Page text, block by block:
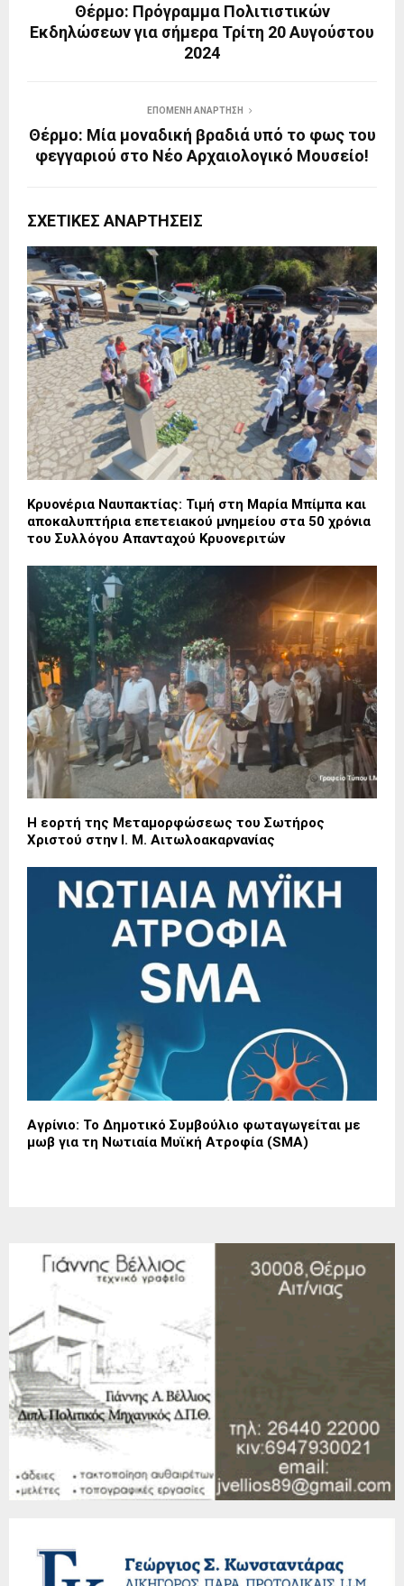
Θέρμο: Πρόγραμμα Πολιτιστικών
Εκδηλώσεων για σήμερα Τρίτη 20 Αυγούστου
2024
ΕΠΌΜΕΝΗ ΑΝΆΡΤΗΣΗ
Θέρμο: Μία μοναδική βραδιά υπό το φως του
φεγγαριού στο Νέο Αρχαιολογικό Μουσείο!
ΣΧΕΤΙΚΈΣ ΑΝΑΡΤΉΣΕΙΣ
Κρυονέρια Ναυπακτίας: Τιμή στη Μαρία Μπίμπα και
αποκαλυπτήρια επετειακού μνημείου στα 50 χρόνια
του Συλλόγου Απανταχού Κρυονεριτών
Η εορτή της Μεταμορφώσεως του Σωτήρος
Χριστού στην Ι. Μ. Αιτωλοακαρνανίας
Αγρίνιο: Το Δημοτικό Συμβούλιο φωταγωγείται με
μωβ για τη Νωτιαία Μυϊκή Ατροφία (SMA)